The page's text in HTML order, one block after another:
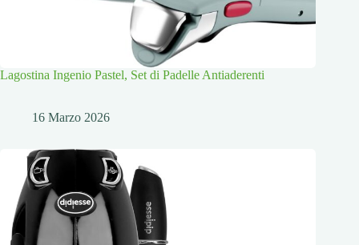
Lagostina Ingenio Pastel, Set di Padelle Antiaderenti
16 Marzo 2026